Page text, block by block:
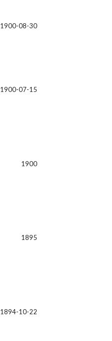
1900-08-30
1900-07-15
1900
1895
1894-10-22